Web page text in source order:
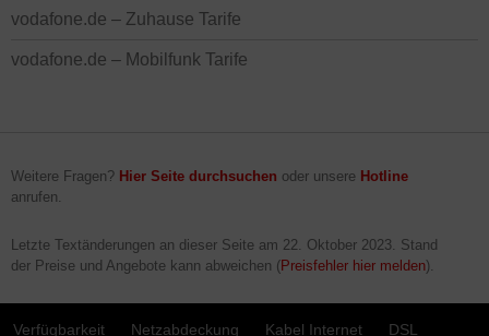
vodafone.de – Zuhause Tarife
vodafone.de – Mobilfunk Tarife
Weitere Fragen? Hier Seite durchsuchen oder unsere Hotline
anrufen.
Letzte Textänderungen an dieser Seite am 22. Oktober 2023. Stand
der Preise und Angebote kann abweichen (Preisfehler hier melden).
Verfügbarkeit Netzabdeckung Kabel Internet DSL